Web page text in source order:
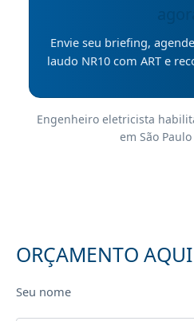
Envie seu briefing,
laudo NR10 com ART e
Engenheiro eletricista
em São
ORÇAMENTO AQUI
Seu nome